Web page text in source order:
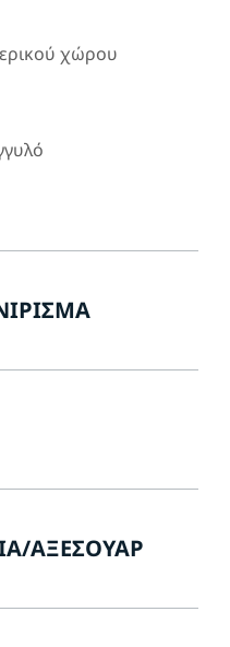
χώρου
ΑΞΕΣΟΥΆΡ